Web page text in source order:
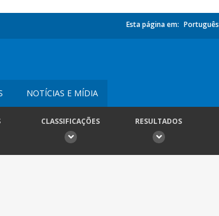
Esta página em: Português
NOTÍCIAS E MÍDIA
CLASSIFICAÇÕES RESULTADOS